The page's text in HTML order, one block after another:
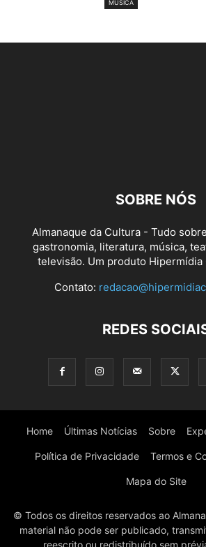
MÚSICA
SOBRE NÓS
Almanaque da Cultura - Tudo
gastronomia, literatura, música,
televisão. Um produto Hipermídia
Contato:
REDES
Home Últimas Notícias Sobre
Política de Privacidade Termos e
Mapa do Site
© Todos os direitos reservados ao
material não pode ser publicado,